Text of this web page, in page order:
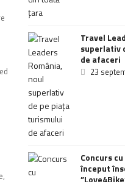
Travel
superlativ
de afaceri
23
Concurs
început